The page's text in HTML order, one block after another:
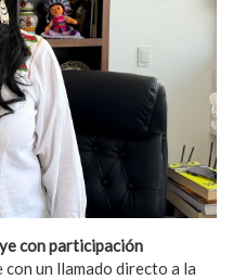
con participación
un llamado directo a la